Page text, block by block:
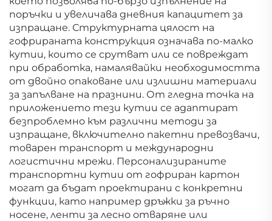
поръчки и увеличава дневния капацитет за
изпращане. Структурната цялост на
гофрираната конструкция означава по-малко
кутии, които се срутват или се повреждат
при обработка, намалявайки необходимостта
от двойно опаковане или излишни материали
за запълване на празнини. От гледна точка на
приложението тези кутии се адаптират
безпроблемно към различни методи за
изпращане, включително пакетни превозвачи,
товарен транспорт и международни
логистични мрежи. Персонализираните
транспортни кутии от гофриран картон
могат да бъдат проектирани с конкретни
функции, като например дръжки за ръчно
носене, ленти за лесно отваряне или